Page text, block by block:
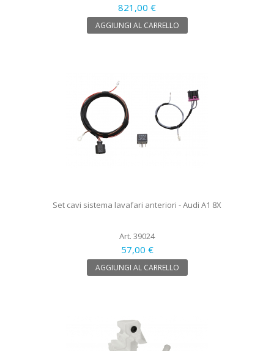
821,00 €
AGGIUNGI AL CARRELLO
Set cavi sistema lavafari anteriori - Audi A1 8X
Art. 39024
57,00 €
AGGIUNGI AL CARRELLO